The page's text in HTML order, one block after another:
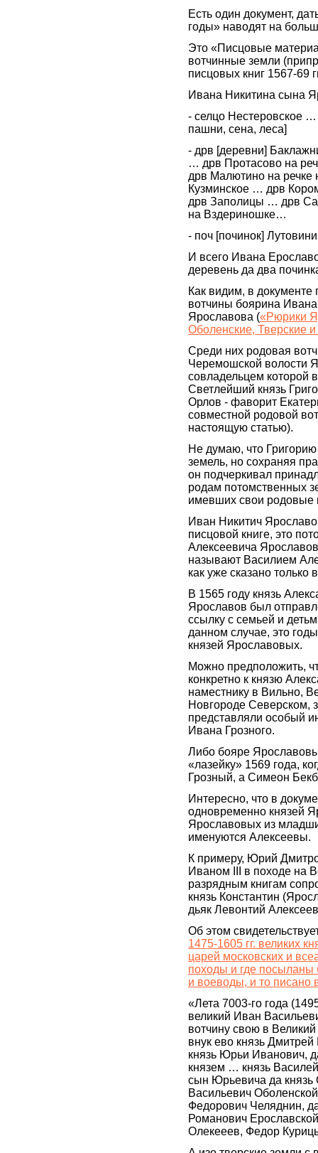
Есть один документ,
годы» наводят на
Это «Писцовые
вотчинные земли
писцовых книг 1567-69
Ивана Никитина сына
- селцо Нестеровское …
пашни, сена, леса]
- дрв [деревни]
… дрв Протасово на
дрв Малютино на
Кузминское … дрв
дрв Заполицы … дрв
на Вздериношке…
- поч [починок]
И всего Ивана
деревень да два
Как видим, в документе
вотчины боярина
Ярославова («Рюрики
Оболенские, Тверские
Среди них родовая
Черемошской волости
совладельцем которой
Светлейший князь
Орлов - фаворит
совместной родовой
настоящую статью).
Не думаю, что
земель, но сохраняя
он подчеркивал
родам потомственных
имевших свои родовые
Иван Никитич
писцовой книге, это
Алексеевича
называют Василием
как уже сказано только
В 1565 году князь
Ярославов был
ссылку с семьей и
данном случае, это
князей Ярославовых.
Можно предположить,
конкретно к князю
наместнику в Вильно,
Новгороде Северском,
представляли особый
Ивана Грозного.
Либо бояре
«лазейку» 1569 года,
Грозный, а Симеон
Интересно, что в
одновременно князей
Ярославовых из
именуются Алексеевы.
К примеру, Юрий
Иваном III в походе на
разрядным книгам
князь Константин
дьяк Левонтий
Об этом
1475-1605 гг. великих
царей московских и
походы и где
и воеводы, и то писано
«Лета 7003-го года
великий Иван
вотчину свою в
внук ево князь
князь Юрьи Иванович,
князем … князь
сын Юрьевича да князь
Васильевич
Федорович Челяднин,
Романович
Олекееев, Федор